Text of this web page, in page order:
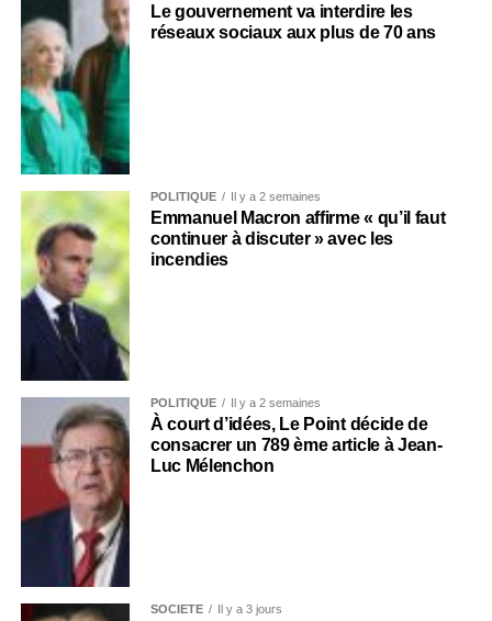
Le gouvernement va interdire les
réseaux sociaux aux plus de 70 ans
POLITIQUE Il y a 2 semaines
Emmanuel Macron affirme « qu’il faut
continuer à discuter » avec les
incendies
POLITIQUE Il y a 2 semaines
À court d’idées, Le Point décide de
consacrer un 789 ème article à Jean-
Luc Mélenchon
SOCIÉTÉ Il y a 3 jours